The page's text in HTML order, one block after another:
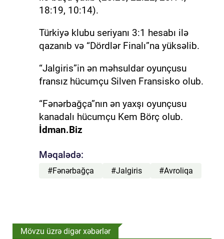
18:19, 10:14).
Türkiyə klubu seriyanı 3:1 hesabı ilə
qazanıb və “Dördlər Finalı”na yüksəlib.
“Jalgiris”in ən məhsuldar oyunçusu
fransız hücumçu Silven Fransisko olub.
“Fənərbağça”nın ən yaxşı oyunçusu
kanadalı hücumçu Kem Börç olub.
İdman.Biz
Məqalədə:
#Fənərbağça #Jalgiris #Avroliqa
Mövzu üzrə digər xəbərlər